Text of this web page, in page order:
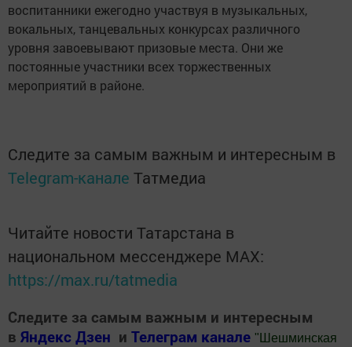
воспитанники ежегодно участвуя в музыкальных,
вокальных, танцевальных конкурсах различного
уровня завоевывают призовые места. Они же
постоянные участники всех торжественных
мероприятий в районе.
Следите за самым важным и интересным в
Telegram-канале Татмедиа
Читайте новости Татарстана в
национальном мессенджере MАХ:
https://max.ru/tatmedia
Следите за самым важным и интересным
в Яндекс Дзен и Телеграм канале " Шешминская